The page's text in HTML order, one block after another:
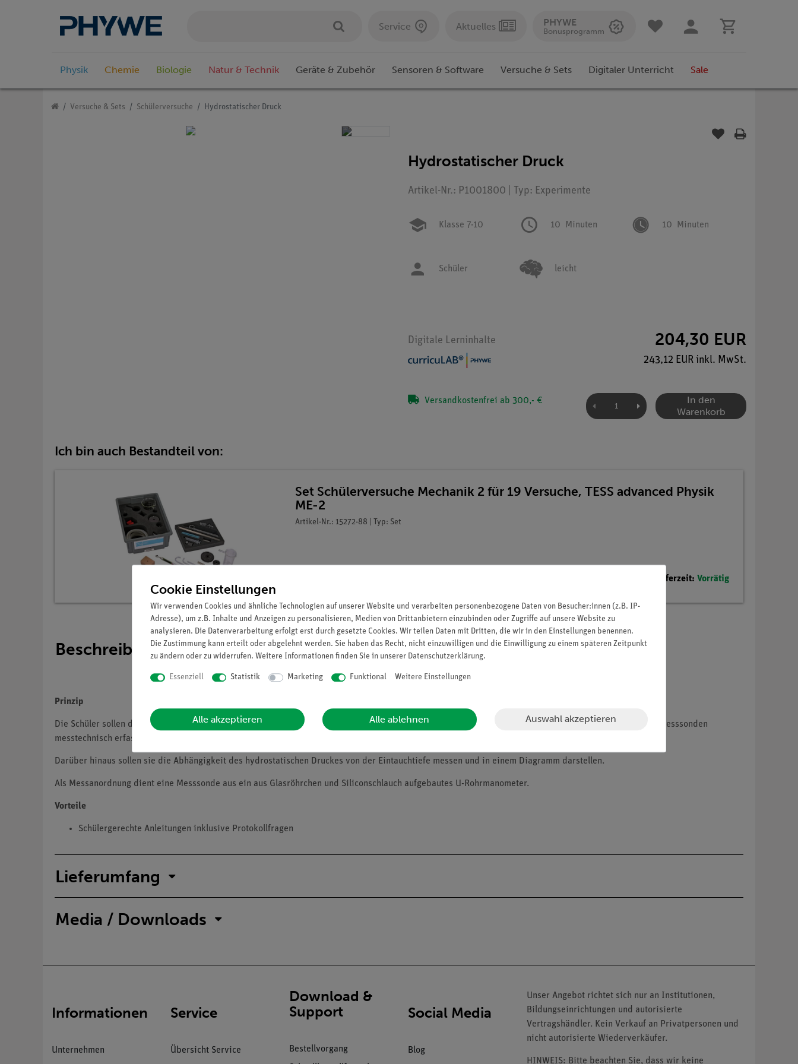
Service Aktuelles PHYWE
Bonusprogramm
Physik Chemie Biologie Natur & Technik Geräte & Zubehör Sensoren & Software Versuche & Sets Digitaler Unterricht Sale
Versuche & Sets Schülerversuche Hydrostatischer Druck
Hydrostatischer Druck
Artikel-Nr.: P1001800 | Typ: Experimente
Klasse 7-10 10 Minuten 10 Minuten
Schüler leicht
Digitale Lerninhalte 204,30 EUR
243,12 EUR inkl. MwSt.
Versandkostenfrei ab 300,- €
In den
Warenkorb
Ich bin auch Bestandteil von:
Set Schülerversuche Mechanik 2 für 19 Versuche, TESS advanced Physik
ME-2
Artikel-Nr.: 15272-88 | Typ: Set
Lieferzeit: Vorrätig
Beschreibung
Prinzip
Die Schüler sollen die Richtungsunabhängigkeit des hydrostatischen Druckes (als Aufdruck, Seitendruck und Bodendruck bezeichnet) mit Hilfe von drei Messsonden
messtechnisch erfassen.
Darüber hinaus sollen sie die Abhängigkeit des hydrostatischen Druckes von der Eintauchtiefe messen und in einem Diagramm darstellen.
Als Messanordnung dient eine Messsonde aus ein aus Glasröhrchen und Siliconschlauch aufgebautes U-Rohrmanometer.
Vorteile
Schülergerechte Anleitungen inklusive Protokollfragen
Lieferumfang
Media / Downloads
Informationen
Unternehmen
Service
Übersicht Service
Download &
Support
Bestellvorgang
Social Media
Blog
Unser Angebot richtet sich nur an Institutionen,
Bildungseinrichtungen und autorisierte
Vertragshändler. Kein Verkauf an Privatpersonen und
nicht autorisierte Wiederverkäufer.
HINWEIS: Bitte beachten Sie, dass wir keine
Cookie Einstellungen
Wir verwenden Cookies und ähnliche Technologien auf unserer Website und verarbeiten personenbezogene Daten von Besucher:innen (z.B. IP-
Adresse), um z.B. Inhalte und Anzeigen zu personalisieren, Medien von Drittanbietern einzubinden oder Zugriffe auf unsere Website zu
analysieren. Die Datenverarbeitung erfolgt erst durch gesetzte Cookies. Wir teilen Daten mit Dritten, die wir in den Einstellungen benennen.
Die Zustimmung kann erteilt oder abgelehnt werden. Sie haben das Recht, nicht einzuwilligen und die Einwilligung zu einem späteren Zeitpunkt
zu ändern oder zu widerrufen. Weitere Informationen finden Sie in unserer Daten­schutz­erklärung.
Essenziell Statistik Marketing Funktional Weitere Einstellungen
Alle akzeptieren Alle ablehnen Auswahl akzeptieren